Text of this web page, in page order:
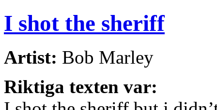
I shot the sheriff
Artist: Bob Marley
Riktiga texten var: